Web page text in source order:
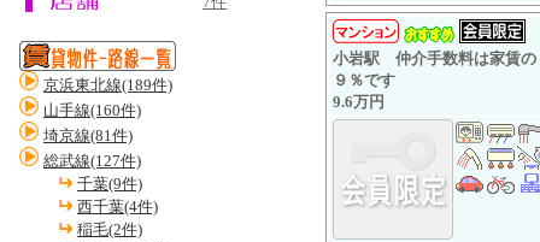
京浜東北線(189件)
山手線(160件)
埼京線(81件)
総武線(127件)
千葉(9件)
西千葉(4件)
稲毛(2件)
小岩駅 仲介手数料は家賃の
９％です
9.6万円